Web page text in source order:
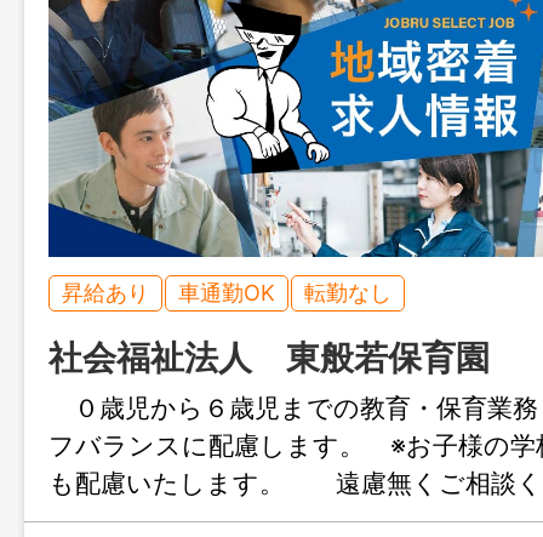
昇給あり 車通勤OK 転勤なし
社会福祉法人 東般若保育園
０歳児から６歳児までの教育・保育業
フバランスに配慮します。 ※お子様の学
も配慮いたします。 遠慮無くご相
【変更範囲：変更なし】 ※面接を希望